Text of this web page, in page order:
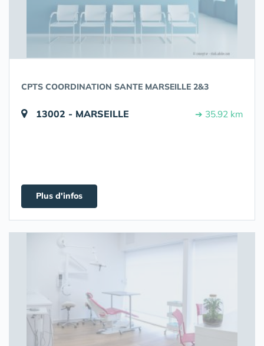
CPTS COORDINATION SANTE MARSEILLE 2&3
13002 - MARSEILLE ➔ 35.92 km
Plus d'infos